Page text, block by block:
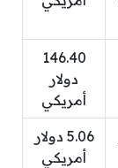
146.40
دولار
أمريكي
5.06 دولار
أمريكي